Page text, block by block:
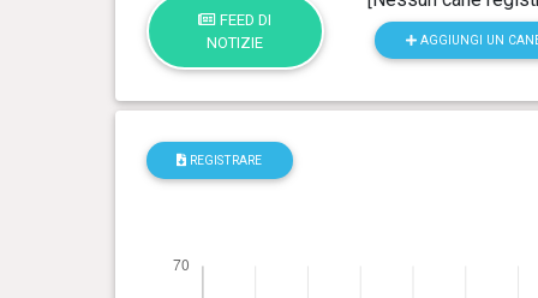
FEED DI
NOTIZIE
AGGIUNGI UN
REGISTRARE